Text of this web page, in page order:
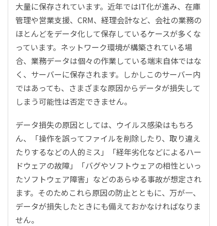
大量に保存されています。近年ではIT化が進み、在庫
管理や営業支援、CRM、経理会計など、会社の業務の
ほとんどをデータ化して保存しているケースが多くな
っています。ネットワーク環境が構築されている場
合、業務データは個々の作業している端末自体ではな
く、サーバーに保存されます。しかしこのサーバー内
ではあっても、さまざまな原因からデータが損失して
しまう可能性は否定できません。
データ損失の原因としては、ウイルス感染はもちろ
ん、「操作を誤ってファイルを削除したり、取り違え
たりするなどの人的ミス」「経年劣化などによるハー
ドウェアの故障」「バグやソフトウェアの相性といっ
たソフトウェア障害」などのあらゆる事故が想定され
ます。そのためこれら原因の防止とともに、万が一、
データが損失したときにも備えておかなければなりま
せん。